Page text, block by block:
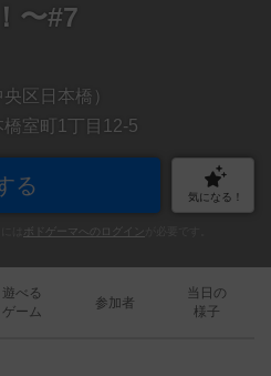
〜#7
区日本橋）
室町1丁目12-5
る 気になる！
ボドゲーマへのログイン
遊べる
ゲーム
参加者
当日の
様子